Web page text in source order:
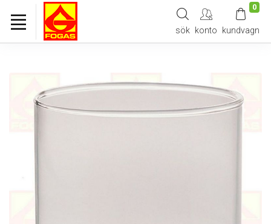
sök konto
0
kundvagn